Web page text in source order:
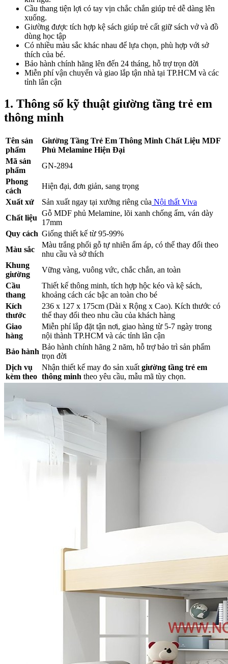
Cầu thang tiện lợi có tay vịn chắc chắn giúp trẻ dễ dàng lên
xuống.
Giường được tích hợp kệ sách giúp trẻ cất giữ sách vở và đồ
dùng học tập
Có nhiều màu sắc khác nhau để lựa chọn, phù hợp với sở
thích của bé.
Bảo hành chính hãng lên đến 24 tháng, hỗ trợ trọn đời
Miễn phí vận chuyển và giao lắp tận nhà tại TP.HCM và các
tỉnh lân cận
1. Thông số kỹ thuật giường tầng trẻ em
thông minh
Tên sản
phẩm
Giường Tầng Trẻ Em Thông Minh Chất Liệu MDF
Phủ Melamine Hiện Đại
Mã sản
phẩm
GN-2894
Phong
cách
Hiện đại, đơn giản, sang trọng
Xuất xứ
Sản xuất ngay tại xưởng riêng của Nội thất Viva
Chất liệu
Gỗ MDF phủ Melamine, lõi xanh chống ẩm, ván dày
17mm
Quy cách Giống thiết kế từ 95-99%
Màu sắc
Màu trắng phối gỗ tự nhiên ấm áp, có thể thay đổi theo
nhu cầu và sở thích
Khung
giường
Vững vàng, vuông vức, chắc chắn, an toàn
Cầu
thang
Thiết kế thông minh, tích hợp hộc kéo và kệ sách,
khoảng cách các bậc an toàn cho bé
Kích
thước
236 x 127 x 175cm (Dài x Rộng x Cao). Kích thước có
thể thay đổi theo nhu cầu của khách hàng
Giao
hàng
Miễn phí lắp đặt tận nơi, giao hàng từ 5-7 ngày trong
nội thành TP.HCM và các tỉnh lân cận
Bảo hành
Bảo hành chính hãng 2 năm, hỗ trợ bảo trì sản phẩm
trọn đời
Dịch vụ
kèm theo
Nhận thiết kế may đo sản xuất giường tầng trẻ em
thông minh theo yêu cầu, mẫu mã tùy chọn.